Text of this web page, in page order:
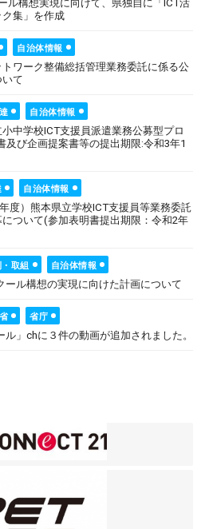
ル構想実現に向けて、県独自に「ICT活
集」を作成
自治体情報
ワーク整備総括管理業務委託に係る公
て
自治体情報
中学校ICT支援員派遣業務公募型プロ
び企画提案書等の提出期限:令和3年1
自治体情報
度）熊本県立学校ICT支援員等業務委託
ついて(参加表明書提出期限：令和2年
取組
自治体情報
ール構想の実現に向けた計画について
省庁
ル」chに３件の動画が追加されました。